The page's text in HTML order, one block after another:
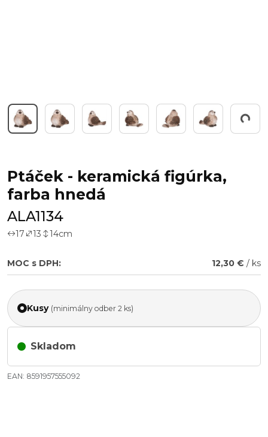
Working...
Ptáček - keramická figúrka,
farba hnedá
ALA1134
17 13 14cm
MOC s DPH: 12,30 € / ks
Kusy (minimálny odber 2 ks)
Skladom
EAN: 8591957555092